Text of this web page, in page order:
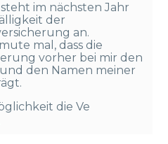
im nächsten Jahr
der
an.
mal, dass die
vorher bei mir den
den Namen meiner
die Ve